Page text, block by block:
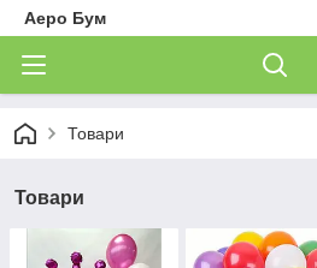
Аеро Бум
Товари
Товари